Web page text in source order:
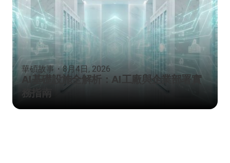
華碩故事・8月4日, 2026
AI基礎設施全解析：AI工廠與企業部署實
務指南